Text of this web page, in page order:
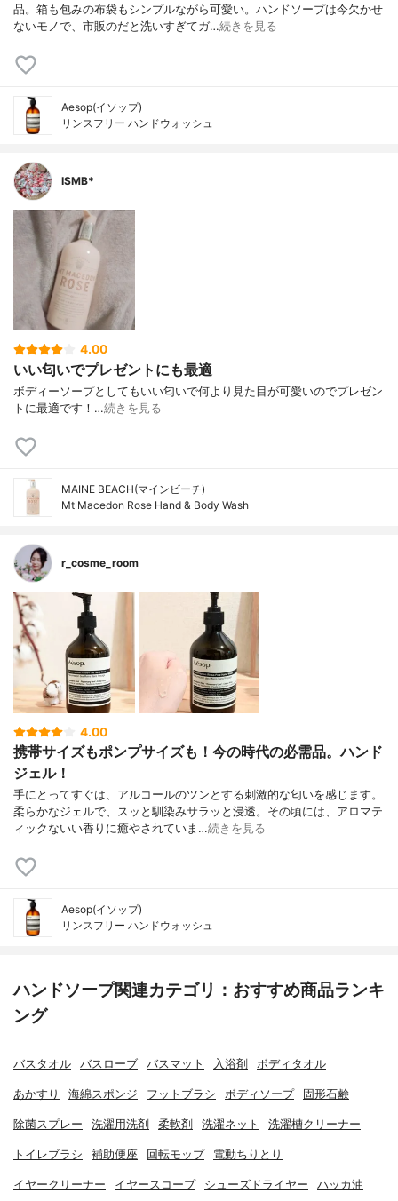
品。箱も包みの布袋もシンプルながら可愛い。ハンドソープは今欠かせ
ないモノで、市販のだと洗いすぎてガ…続きを見る
Aesop(イソップ)
リンスフリー ハンドウォッシュ
ISMB*
4.00
いい匂いでプレゼントにも最適
ボディーソープとしてもいい匂いで何より見た目が可愛いのでプレゼン
トに最適です！…続きを見る
MAINE BEACH(マインビーチ)
Mt Macedon Rose Hand & Body Wash
r_cosme_room
4.00
携帯サイズもポンプサイズも！今の時代の必需品。ハンド
ジェル！
手にとってすぐは、アルコールのツンとする刺激的な匂いを感じます。
柔らかなジェルで、スッと馴染みサラッと浸透。その頃には、アロマテ
ィックないい香りに癒やされていま…続きを見る
Aesop(イソップ)
リンスフリー ハンドウォッシュ
ハンドソープ関連カテゴリ：おすすめ商品ランキ
ング
バスタオル バスローブ バスマット 入浴剤 ボディタオル
あかすり 海綿スポンジ フットブラシ ボディソープ 固形石鹸
除菌スプレー 洗濯用洗剤 柔軟剤 洗濯ネット 洗濯槽クリーナー
トイレブラシ 補助便座 回転モップ 電動ちりとり
イヤークリーナー イヤースコープ シューズドライヤー ハッカ油